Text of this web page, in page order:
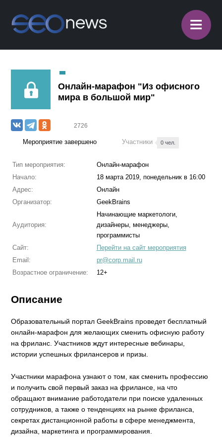
≡
Онлайн-марафон "Из офисного
мира в большой мир"
2726
Мероприятие завершено Участники 0 чел.
Тип мероприятия:
Онлайн-марафон
Начало:
18 марта 2019, понедельник в 16:00
Адрес:
Онлайн
Организатор:
GeekBrains
Аудитория:
Начинающие маркетологи,
дизайнеры, менеджеры,
программисты
Сайт:
Перейти на сайт мероприятия
Email:
pr@corp.mail.ru
Возрастное ограничение:
12+
Описание
Образовательный портал GeekBrains проведет бесплатный
онлайн-марафон для желающих сменить офисную работу
на фриланс. Участников ждут интересные вебинары,
истории успешных фрилансеров и призы.
Участники марафона узнают о том, как сменить профессию
и получить свой первый заказ на фрилансе, на что
обращают внимание работодатели при поиске удаленных
сотрудников, а также о тенденциях на рынке фриланса,
секретах дистанционной работы в сфере менеджмента,
дизайна, маркетинга и программирования.